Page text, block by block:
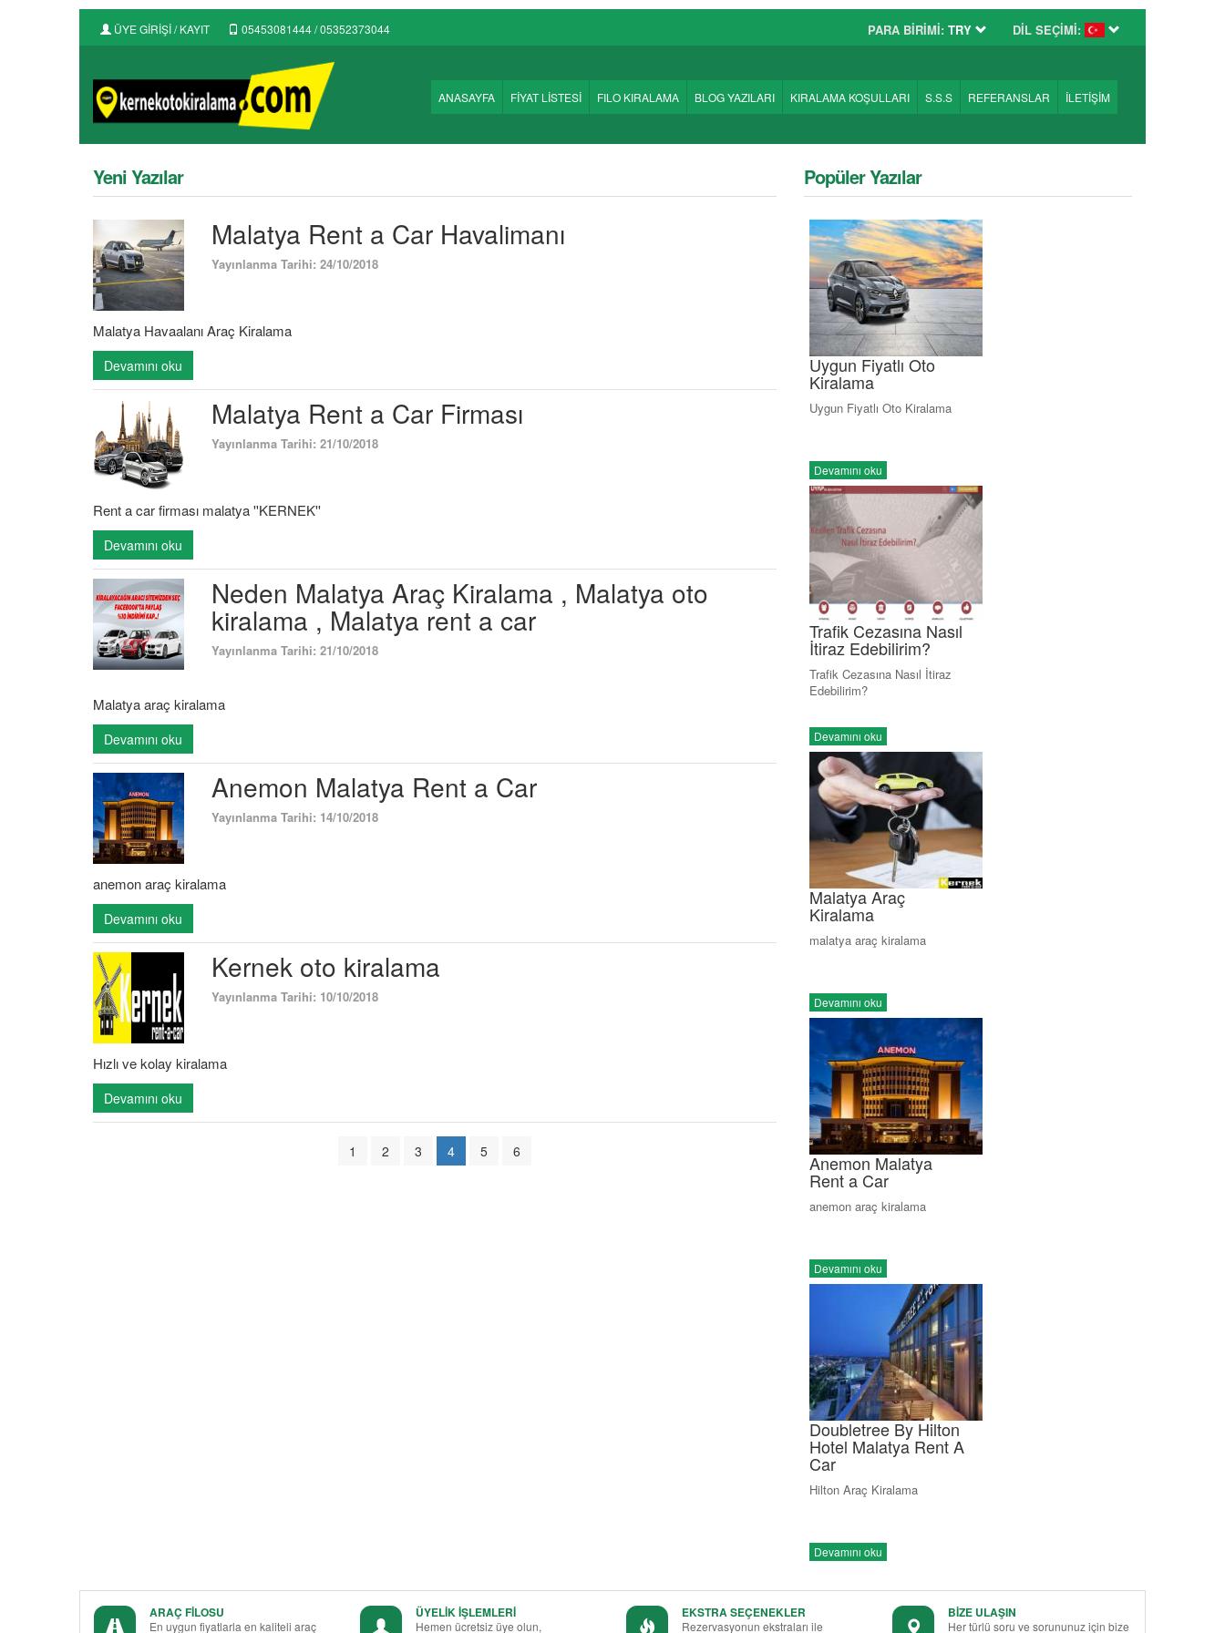
ÜYE GİRİŞİ / KAYIT 05453081444 / 05352373044 PARA BİRİMİ: TRY DİL SEÇİMİ:
ANASAYFA FİYAT LİSTESİ FILO KIRALAMA BLOG YAZILARI KIRALAMA KOŞULLARI S.S.S REFERANSLAR İLETİŞİM
Yeni Yazılar
Malatya Rent a Car Havalimanı
Yayınlanma Tarihi: 24/10/2018
Malatya Havaalanı Araç Kiralama
Devamını oku
Malatya Rent a Car Firması
Yayınlanma Tarihi: 21/10/2018
Rent a car firması malatya ''KERNEK''
Devamını oku
Neden Malatya Araç Kiralama , Malatya oto
kiralama , Malatya rent a car
Yayınlanma Tarihi: 21/10/2018
Malatya araç kiralama
Devamını oku
Anemon Malatya Rent a Car
Yayınlanma Tarihi: 14/10/2018
anemon araç kiralama
Devamını oku
Kernek oto kiralama
Yayınlanma Tarihi: 10/10/2018
Hızlı ve kolay kiralama
Devamını oku
1 2 3 4 5 6
Popüler Yazılar
Uygun Fiyatlı Oto
Kiralama
Uygun Fiyatlı Oto Kiralama
Devamını oku
Trafik Cezasına Nasıl
İtiraz Edebilirim?
Trafik Cezasına Nasıl İtiraz
Edebilirim?
Devamını oku
Malatya Araç
Kiralama
malatya araç kiralama
Devamını oku
Anemon Malatya
Rent a Car
anemon araç kiralama
Devamını oku
Doubletree By Hilton
Hotel Malatya Rent A
Car
Hilton Araç Kiralama
Devamını oku
ARAÇ FİLOSU
En uygun fiyatlarla en kaliteli araç
ÜYELİK İŞLEMLERİ
Hemen ücretsiz üye olun,
EKSTRA SEÇENEKLER
Rezervasyonun ekstraları ile
BİZE ULAŞIN
Her türlü soru ve sorununuz için bize